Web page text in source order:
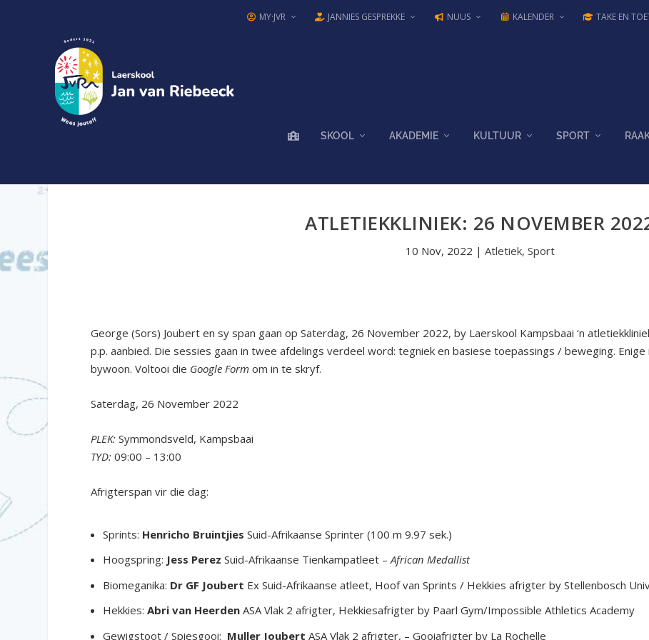
MY·JVR JANNIES GESPREKKE NUUS KALENDER TAKE EN
SKOOL AKADEMIE KULTUUR SPORT
ATLETIEKKLINIEK: 26 NOVEMBER
10 Nov, 2022 | Atletiek, Sport
George (Sors) Joubert en sy span gaan op Saterdag, 26 November 2022, by Laerskool Kampsbaai ‘n
p.p. aanbied. Die sessies gaan in twee afdelings verdeel word: tegniek en basiese toepassings / beweging.
bywoon. Voltooi die Google Form om in te skryf.
Saterdag, 26 November 2022
PLEK: Symmondsveld, Kampsbaai
TYD: 09:00 – 13:00
Afrigterspan vir die dag:
Sprints: Henricho Bruintjies Suid-Afrikaanse Sprinter (100 m 9.97 sek.)
Hoogspring: Jess Perez Suid-Afrikaanse Tienkampatleet –African Medallist
Biomeganika: Dr GF Joubert Ex Suid-Afrikaanse atleet, Hoof van Sprints / Hekkies afrigter by Stellenbosch
Hekkies:Abri van Heerden ASA Vlak 2 afrigter, Hekkiesafrigter by Paarl Gym/Impossible Athletics Academy
Gewigstoot / Spiesgooi: Muller Joubert ASA Vlak 2 afrigter, – Gooiafrigter by La Rochelle